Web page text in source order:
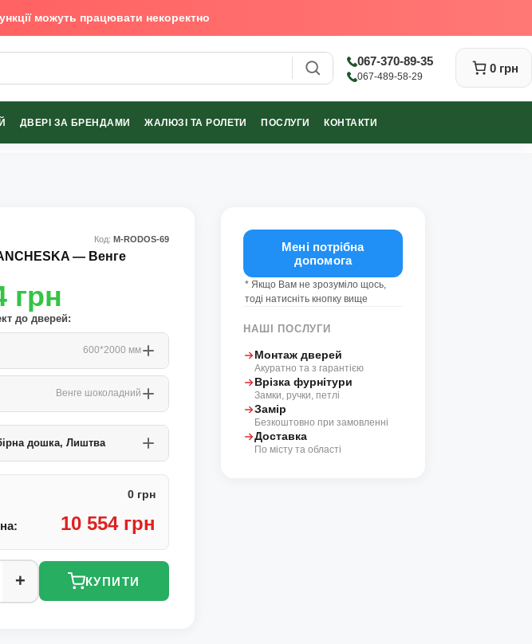
можуть працювати некоректно
067-370-89-35
067-489-58-29
0 грн
ДВЕРІ ЗА БРЕНДАМИ ЖАЛЮЗІ ТА РОЛЕТИ ПОСЛУГИ КОНТАКТИ
Код: М-RODOS-69
— Венге
грн
до дверей:
600*2000 мм
Венге шоколадний
дошка, Лиштва
0 грн
10 554 грн
+ КУПИТИ
Мені потрібна
допомога
* Якщо Вам не зрозуміло щось,
тоді натисніть кнопку вище
НАШІ ПОСЛУГИ
Монтаж дверей
Акуратно та з гарантією
Врізка фурнітури
Замки, ручки, петлі
Замір
Безкоштовно при замовленні
Доставка
По місту та області